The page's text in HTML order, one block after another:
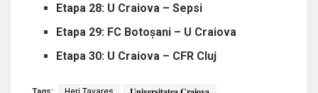
Etapa 28: U Craiova – Sepsi
Etapa 29: FC Botoșani – U Craiova
Etapa 30: U Craiova – CFR Cluj